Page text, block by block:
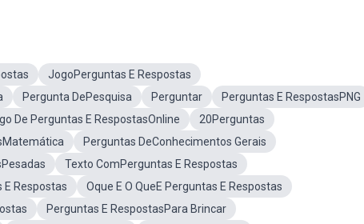
JogoPerguntas E Respostas
Pergunta DePesquisa Perguntar
Perguntas E RespostasPNG
De Perguntas E RespostasOnline
20Perguntas
Perguntas DeConhecimentos Gerais
Texto ComPerguntas E Respostas
E Respostas
Oque E O QueE Perguntas E Respostas
Perguntas E RespostasPara Brincar